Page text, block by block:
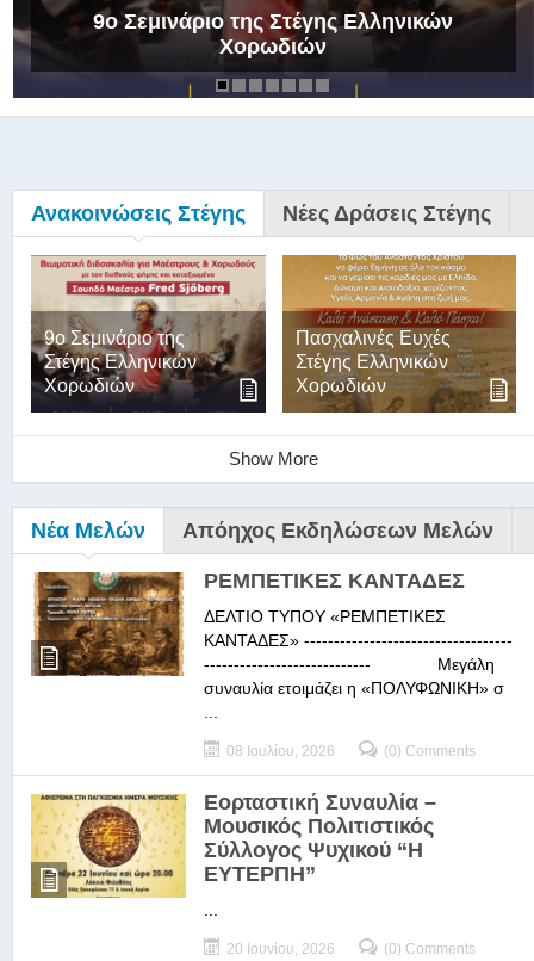
9ο Σεμινάριο της Στέγης Ελληνικών
Χορωδιών
Ανακοινώσεις Στέγης Νέες Δράσεις Στέγης
9ο Σεμινάριο της
Στέγης Ελληνικών
Χορωδιών
Πασχαλινές Ευχές
Στέγης Ελληνικών
Χορωδιών
Show More
Νέα Μελών Απόηχος Εκδηλώσεων Μελών
ΡΕΜΠΕΤΙΚΕΣ ΚΑΝΤΑΔΕΣ
ΔΕΛΤΙΟ ΤΥΠΟΥ «ΡΕΜΠΕΤΙΚΕΣ
ΚΑΝΤΑΔΕΣ» -----------------------------------
---------------------------- Μεγάλη
συναυλία ετοιμάζει η «ΠΟΛΥΦΩΝΙΚΗ» σ
08 Ιουλίου, 2026 (0) Comments
Εορταστική Συναυλία –
Μουσικός Πολιτιστικός
Σύλλογος Ψυχικού “Η
ΕΥΤΕΡΠΗ”
20 Ιουνίου, 2026 (0) Comments